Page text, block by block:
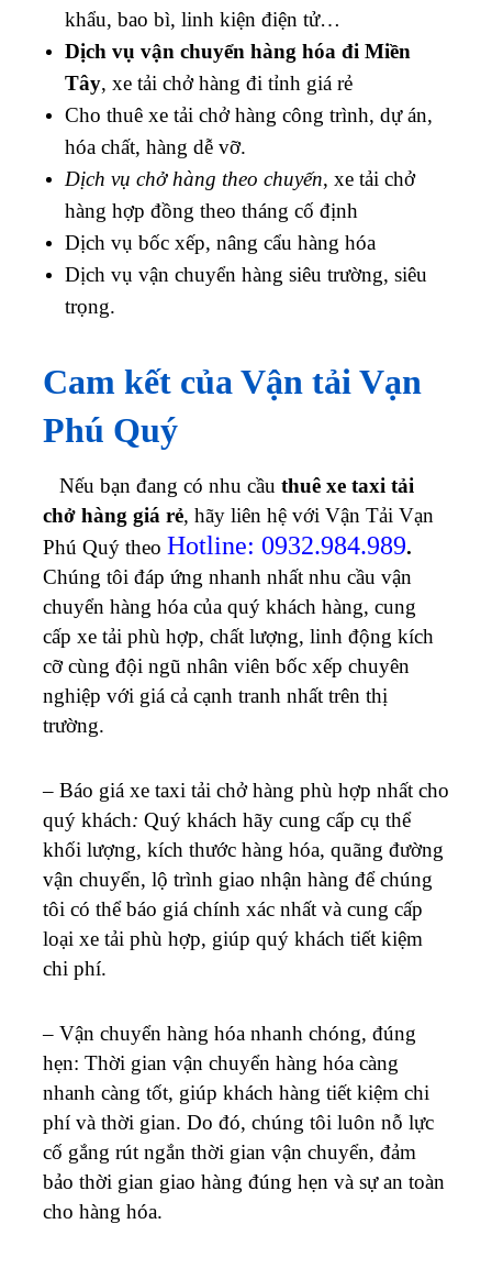
khẩu, bao bì, linh kiện điện tử…
Dịch vụ vận chuyển hàng hóa đi Miền
Tây, xe tải chở hàng đi tỉnh giá rẻ
Cho thuê xe tải chở hàng công trình, dự án,
hóa chất, hàng dễ vỡ.
Dịch vụ chở hàng theo chuyến, xe tải chở
hàng hợp đồng theo tháng cố định
Dịch vụ bốc xếp, nâng cẩu hàng hóa
Dịch vụ vận chuyển hàng siêu trường, siêu
trọng.
Cam kết của Vận tải Vạn
Phú Quý
Nếu bạn đang có nhu cầu thuê xe taxi tải
chở hàng giá rẻ, hãy liên hệ với Vận Tải Vạn
Phú Quý theo Hotline: 0932.984.989.
Chúng tôi đáp ứng nhanh nhất nhu cầu vận
chuyển hàng hóa của quý khách hàng, cung
cấp xe tải phù hợp, chất lượng, linh động kích
cỡ cùng đội ngũ nhân viên bốc xếp chuyên
nghiệp với giá cả cạnh tranh nhất trên thị
trường.
– Báo giá xe taxi tải chở hàng phù hợp nhất cho
quý khách: Quý khách hãy cung cấp cụ thể
khối lượng, kích thước hàng hóa, quãng đường
vận chuyển, lộ trình giao nhận hàng để chúng
tôi có thể báo giá chính xác nhất và cung cấp
loại xe tải phù hợp, giúp quý khách tiết kiệm
chi phí.
– Vận chuyển hàng hóa nhanh chóng, đúng
hẹn: Thời gian vận chuyển hàng hóa càng
nhanh càng tốt, giúp khách hàng tiết kiệm chi
phí và thời gian. Do đó, chúng tôi luôn nỗ lực
cố gắng rút ngắn thời gian vận chuyển, đảm
bảo thời gian giao hàng đúng hẹn và sự an toàn
cho hàng hóa.